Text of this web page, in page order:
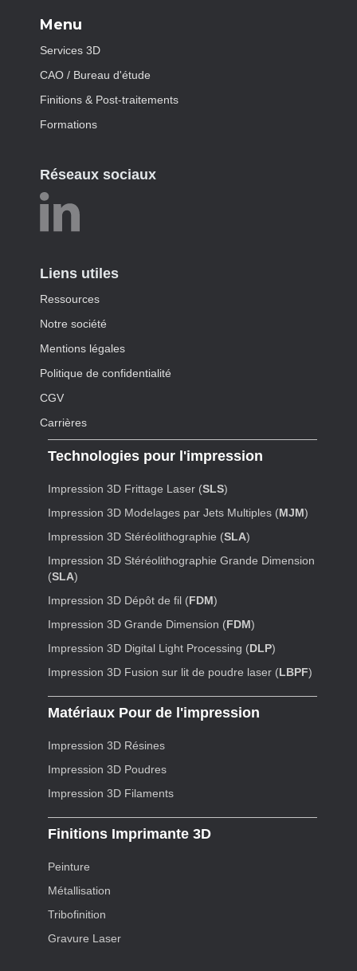
Menu
Services 3D
CAO / Bureau d'étude
Finitions & Post-traitements
Formations
Réseaux sociaux
Liens utiles
Ressources
Notre société
Mentions légales
Politique de confidentialité
CGV
Carrières
Technologies pour l'impression
Impression 3D Frittage Laser (SLS)
Impression 3D Modelages par Jets Multiples (MJM)
Impression 3D Stéréolithographie (SLA)
Impression 3D Stéréolithographie Grande Dimension
(SLA)
Impression 3D Dépôt de fil (FDM)
Impression 3D Grande Dimension (FDM)
Impression 3D Digital Light Processing (DLP)
Impression 3D Fusion sur lit de poudre laser (LBPF)
Matériaux Pour de l'impression
Impression 3D Résines
Impression 3D Poudres
Impression 3D Filaments
Finitions Imprimante 3D
Peinture
Métallisation
Tribofinition
Gravure Laser